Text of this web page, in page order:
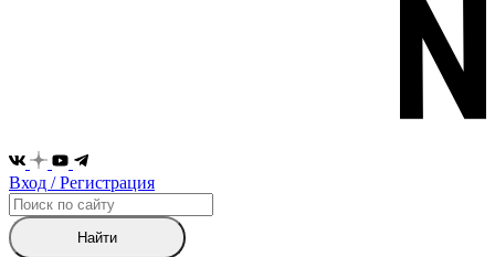
Вход / Регистрация
Найти